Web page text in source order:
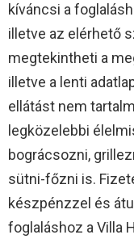
kíváncsi a
illetve az elérhető
megtekintheti a
illetve a lenti
ellátást nem
legközelebbi
bográcsozni,
sütni-főzni is.
készpénzzel és
foglaláshoz a Villa